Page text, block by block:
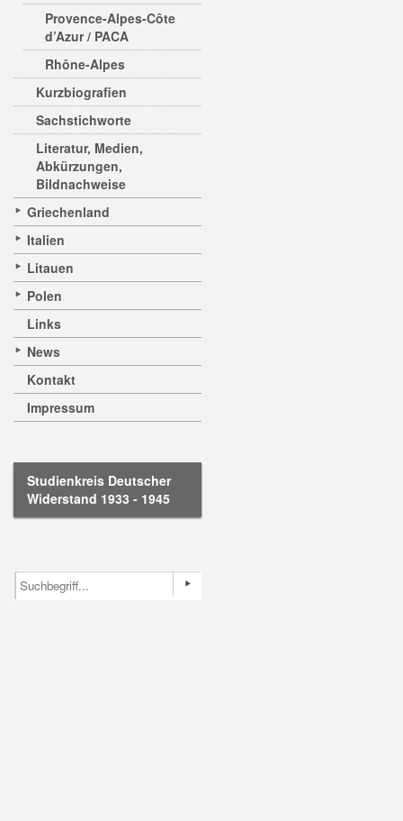
Provence-Alpes-Côte
d’Azur / PACA
Rhône-Alpes
Kurzbiografien
Sachstichworte
Literatur, Medien,
Abkürzungen,
Bildnachweise
Griechenland
Italien
Litauen
Polen
Links
News
Kontakt
Impressum
Studienkreis Deutscher
Widerstand 1933 - 1945